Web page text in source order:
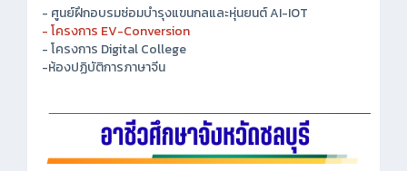
- ศูนย์ฝึกอบรมซ่อมบำรุงแขนกลและหุ่นยนต์ AI-IOT
- โครงการ EV-Conversion
- โครงการ Digital College
-ห้องปฏิบัติการภาษาจีน